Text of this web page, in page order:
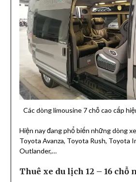
Các dòng limousine 7 chỗ cao cấp
Hiện nay đang phổ biến những dòng
Toyota Avanza, Toyota Rush, Toyota
Outlander,…
Thuê xe du lịch 12 – 16 chỗ